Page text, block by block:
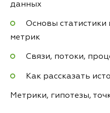
данных
Основы статистики
метрик
Связи, потоки,
Как рассказать
Метрики, гипотезы,